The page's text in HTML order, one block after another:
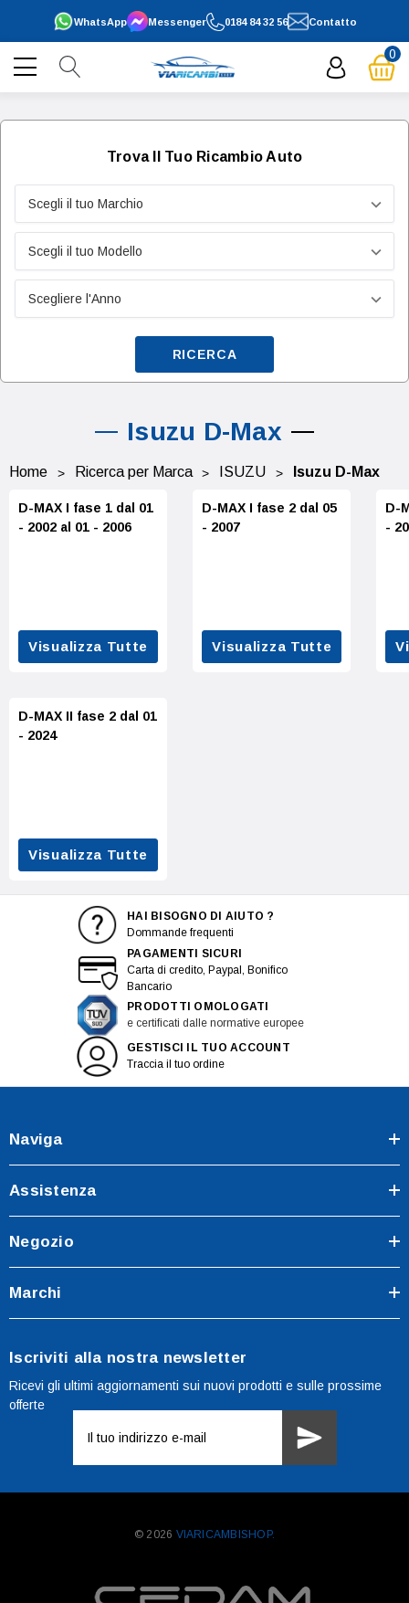
0184 84 32 56
WhatsApp Contatto
Messenger
0
Trova Il Tuo Ricambio Auto
RICERCA
Isuzu D-Max
Home Ricerca per Marca ISUZU Isuzu D-Max
D-MAX I fase 1 dal 01
- 2002 al 01 - 2006
Visualizza Tutte
D-MAX I fase 2 dal 05
- 2007
Visualizza Tutte
D-
-
D-MAX II fase 2 dal 01
- 2024
Visualizza Tutte
HAI BISOGNO DI AIUTO ?
Dommande frequenti
PAGAMENTI SICURI
Carta di credito, Paypal, Bonifico
Bancario
PRODOTTI OMOLOGATI
e certificati dalle normative europee
GESTISCI IL TUO ACCOUNT
Traccia il tuo ordine
Naviga
Assistenza
Negozio
Marchi
Iscriviti alla nostra newsletter
Ricevi gli ultimi aggiornamenti sui nuovi prodotti e sulle prossime
offerte
mail
© 2026 VIARICAMBISHOP.